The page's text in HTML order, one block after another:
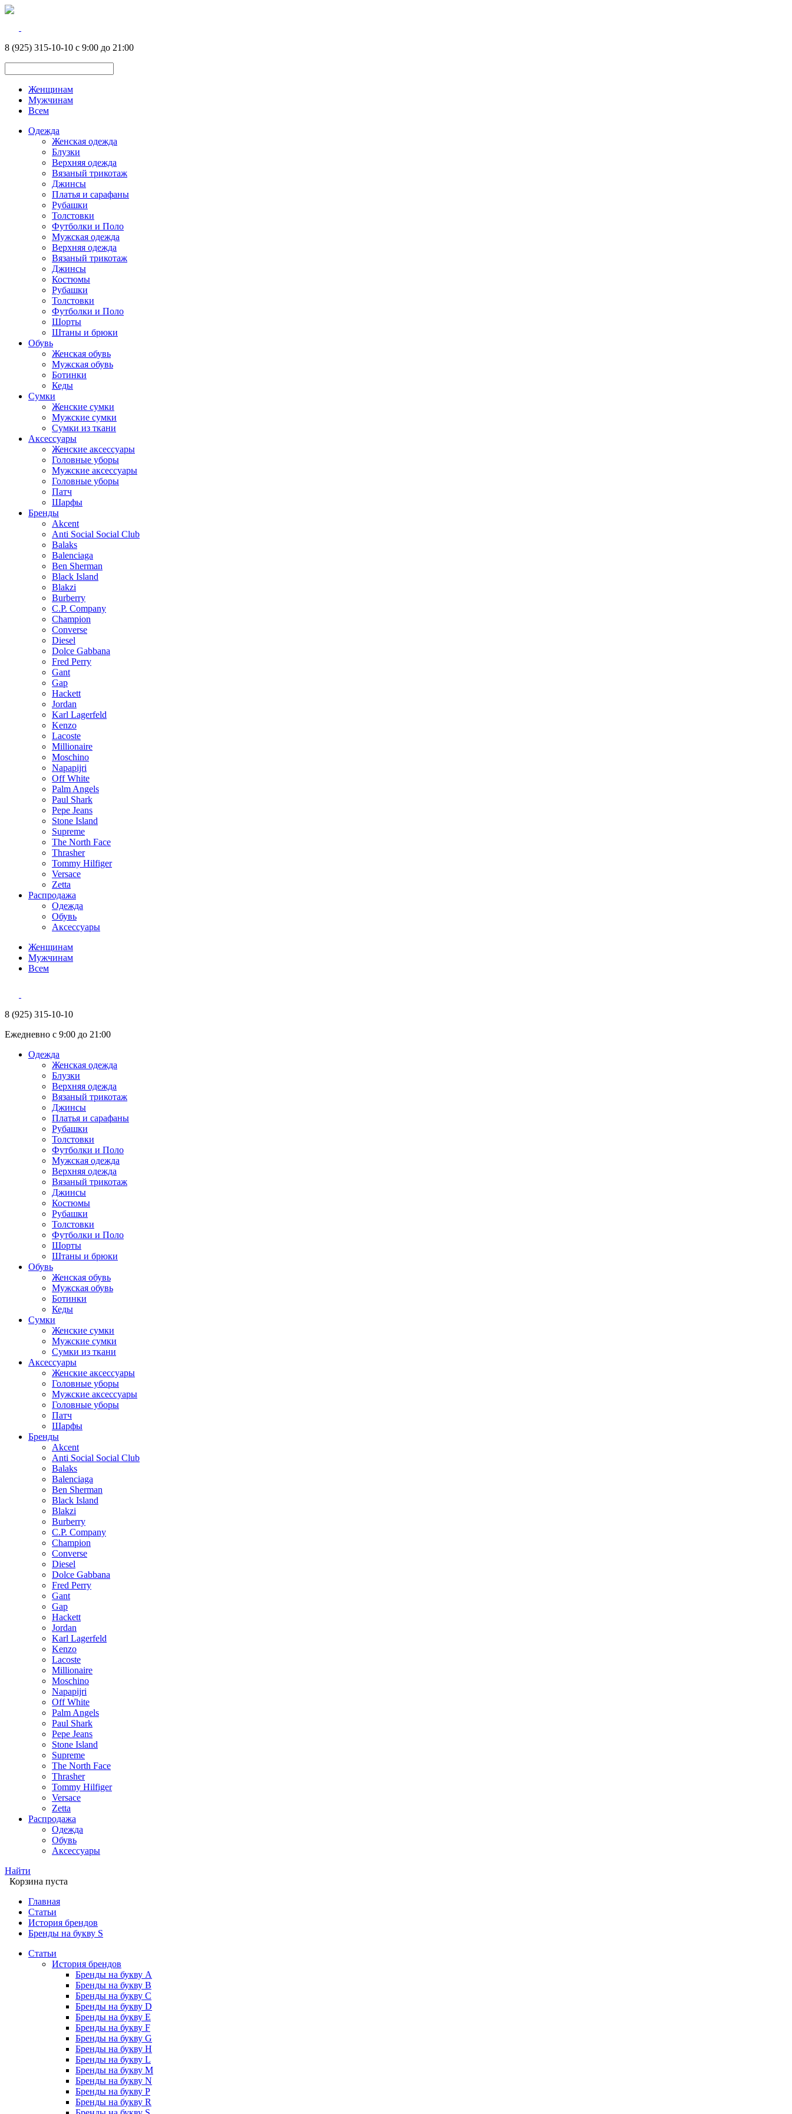
8 (925) 315-10-10 с 9:00 до 21:00
Женщинам
Мужчинам
Всем
Одежда
Женская одежда
Блузки
Верхняя одежда
Вязаный трикотаж
Джинсы
Платья и сарафаны
Рубашки
Толстовки
Футболки и Поло
Мужская одежда
Верхняя одежда
Вязаный трикотаж
Джинсы
Костюмы
Рубашки
Толстовки
Футболки и Поло
Шорты
Штаны и брюки
Обувь
Женская обувь
Мужская обувь
Ботинки
Кеды
Сумки
Женские сумки
Мужские сумки
Сумки из ткани
Аксессуары
Женские аксессуары
Головные уборы
Мужские аксессуары
Головные уборы
Патч
Шарфы
Бренды
Akcent
Anti Social Social Club
Balaks
Balenciaga
Ben Sherman
Black Island
Blakzi
Burberry
C.P. Company
Champion
Converse
Diesel
Dolce Gabbana
Fred Perry
Gant
Gap
Hackett
Jordan
Karl Lagerfeld
Kenzo
Lacoste
Millionaire
Moschino
Napapijri
Off White
Palm Angels
Paul Shark
Pepe Jeans
Stone Island
Supreme
The North Face
Thrasher
Tommy Hilfiger
Versace
Zetta
Распродажа
Одежда
Обувь
Аксессуары
Женщинам
Мужчинам
Всем
8 (925) 315-10-10
Ежедневно с 9:00 до 21:00
Одежда
Женская одежда
Блузки
Верхняя одежда
Вязаный трикотаж
Джинсы
Платья и сарафаны
Рубашки
Толстовки
Футболки и Поло
Мужская одежда
Верхняя одежда
Вязаный трикотаж
Джинсы
Костюмы
Рубашки
Толстовки
Футболки и Поло
Шорты
Штаны и брюки
Обувь
Женская обувь
Мужская обувь
Ботинки
Кеды
Сумки
Женские сумки
Мужские сумки
Сумки из ткани
Аксессуары
Женские аксессуары
Головные уборы
Мужские аксессуары
Головные уборы
Патч
Шарфы
Бренды
Akcent
Anti Social Social Club
Balaks
Balenciaga
Ben Sherman
Black Island
Blakzi
Burberry
C.P. Company
Champion
Converse
Diesel
Dolce Gabbana
Fred Perry
Gant
Gap
Hackett
Jordan
Karl Lagerfeld
Kenzo
Lacoste
Millionaire
Moschino
Napapijri
Off White
Palm Angels
Paul Shark
Pepe Jeans
Stone Island
Supreme
The North Face
Thrasher
Tommy Hilfiger
Versace
Zetta
Распродажа
Одежда
Обувь
Аксессуары
Найти
Корзина пуста
Главная
Статьи
История брендов
Бренды на букву S
Статьи
История брендов
Бренды на букву A
Бренды на букву B
Бренды на букву C
Бренды на букву D
Бренды на букву E
Бренды на букву F
Бренды на букву G
Бренды на букву H
Бренды на букву L
Бренды на букву M
Бренды на букву N
Бренды на букву P
Бренды на букву R